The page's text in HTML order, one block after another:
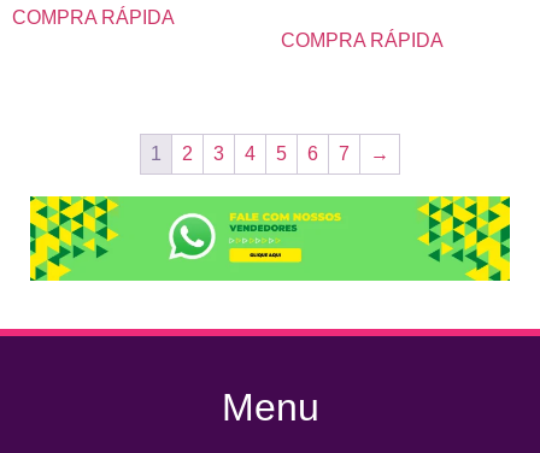
COMPRA RÁPIDA
COMPRA RÁPIDA
1 2 3 4 5 6 7 →
Menu